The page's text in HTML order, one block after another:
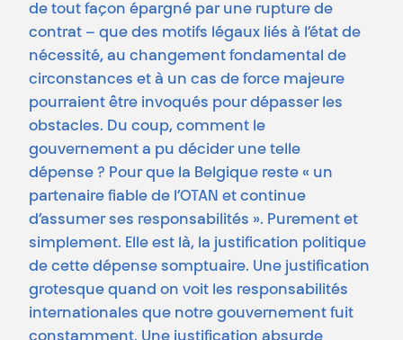
de tout façon épargné par une rupture de
contrat – que des motifs légaux liés à l’état de
nécessité, au changement fondamental de
circonstances et à un cas de force majeure
pourraient être invoqués pour dépasser les
obstacles. Du coup, comment le
gouvernement a pu décider une telle
dépense ? Pour que la Belgique reste « un
partenaire fiable de l’OTAN et continue
d’assumer ses responsabilités ». Purement et
simplement. Elle est là, la justification politique
de cette dépense somptuaire. Une justification
grotesque quand on voit les responsabilités
internationales que notre gouvernement fuit